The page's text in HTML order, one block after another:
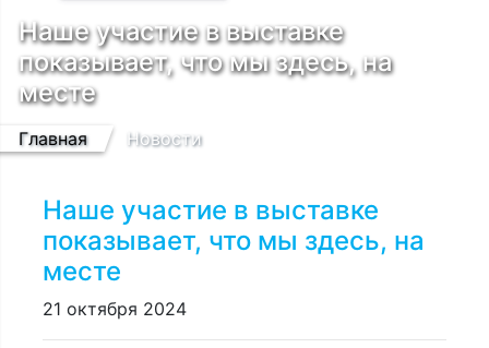
Наше участие в выставке
показывает, что мы здесь, на
месте
Главная Новости
Наше участие в выставке
показывает, что мы здесь, на
месте
21 октября 2024